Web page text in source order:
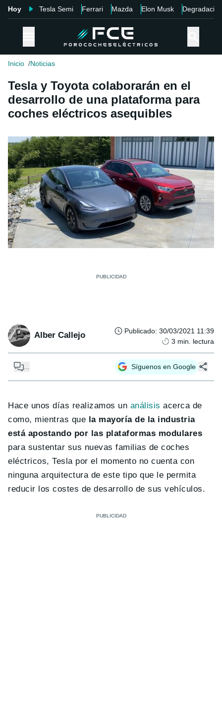
Hoy Tesla Semi Ferrari Mazda Elon Musk Degradación
Inicio Noticias
Tesla y Toyota colaborarán en el
desarrollo de una plataforma para
coches eléctricos asequibles
Alber Callejo Publicado: 30/03/2021 11:39
3 min. lectura
Síguenos en Google
Hace unos días realizamos un análisis acerca de
como, mientras que la mayoría de la industria
está apostando por las plataformas modulares
para sustentar sus nuevas familias de coches
eléctricos, Tesla por el momento no cuenta con
ninguna arquitectura de este tipo que le permita
reducir los costes de desarrollo de sus vehículos.